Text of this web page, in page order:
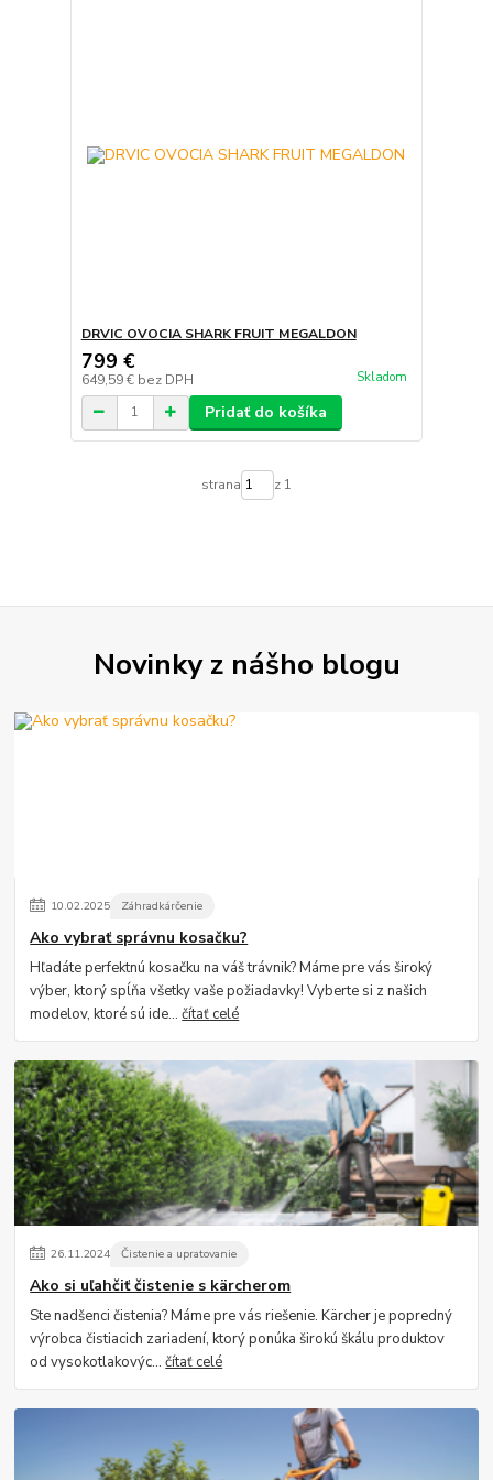
DRVIC OVOCIA SHARK FRUIT MEGALDON
799 €
649,59 € bez DPH Skladom
Pridať do košíka
strana z 1
Novinky z nášho blogu
10.02.2025 Záhradkárčenie
Ako vybrať správnu kosačku?
Hľadáte perfektnú kosačku na váš trávnik? Máme pre vás široký
výber, ktorý spĺňa všetky vaše požiadavky! Vyberte si z našich
modelov, ktoré sú ide...čítať celé
26.11.2024 Čistenie a upratovanie
Ako si uľahčiť čistenie s kärcherom
Ste nadšenci čistenia? Máme pre vás riešenie. Kärcher je popredný
výrobca čistiacich zariadení, ktorý ponúka širokú škálu produktov
od vysokotlakovýc...čítať celé